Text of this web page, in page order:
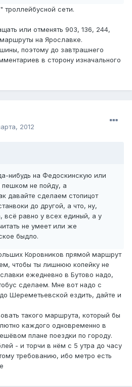
троллейбусной сети.
или отменять 903, 136, 244,
на Ярославке.
поэтому до завтрашнего
в сторону изначального
2012
нибудь на Федоскинскую или
не пойду, а
давайте сделаем стопицот
до другой, а что, ну,
всё равно у всех единый, а у
не умеет или же
быдло.
Коровников прямой маршрут
чтобы ты лишнюю копейку не
ежедневно в Бутово надо,
сделаем. Мне вот надо с
Шереметьевской ездить, дайте и
такого маршрута, который бы
каждого одновременно в
плане поездки по городу.
- и торчи в нём с 5 утра до часу
требованию, ибо метро есть